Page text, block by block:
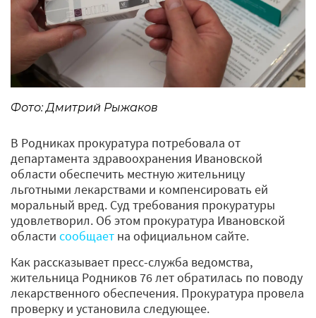
Фото: Дмитрий Рыжаков
В Родниках прокуратура потребовала от
департамента здравоохранения Ивановской
области обеспечить местную жительницу
льготными лекарствами и компенсировать ей
моральный вред. Суд требования прокуратуры
удовлетворил. Об этом прокуратура Ивановской
области сообщает на официальном сайте.
Как рассказывает пресс-служба ведомства,
жительница Родников 76 лет обратилась по поводу
лекарственного обеспечения. Прокуратура провела
проверку и установила следующее.